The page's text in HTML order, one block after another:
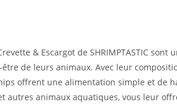
& Escargot de SHRIMPTASTIC
de leurs animaux. Avec leur
offrent une alimentation simple et de
autres animaux aquatiques, vous leur